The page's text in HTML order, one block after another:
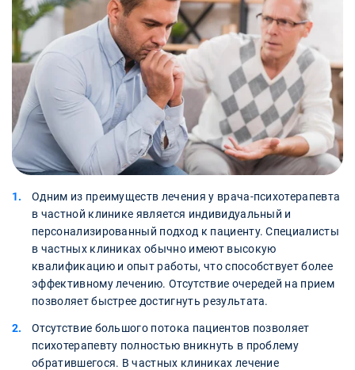
Одним из преимуществ лечения у врача-психотерапевта
в частной клинике является индивидуальный и
персонализированный подход к пациенту. Специалисты
в частных клиниках обычно имеют высокую
квалификацию и опыт работы, что способствует более
эффективному лечению. Отсутствие очередей на прием
позволяет быстрее достигнуть результата.
Отсутствие большого потока пациентов позволяет
психотерапевту полностью вникнуть в проблему
обратившегося. В частных клиниках лечение